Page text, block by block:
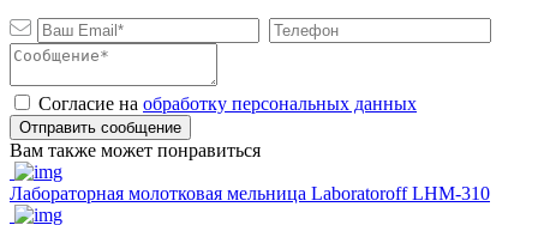
Согласие на обработку персональных данных
Отправить сообщение
Вам также может понравиться
Лабораторная молотковая мельница Laboratoroff LHM-310